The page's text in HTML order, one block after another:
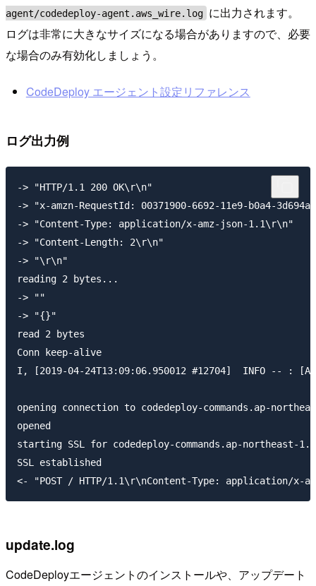
agent/codedeploy-agent.aws_wire.log に出力されます。
ログは非常に大きなサイズになる場合がありますので、必要
な場合のみ有効化しましょう。
CodeDeploy エージェント設定リファレンス
ログ出力例
-> "HTTP/1.1 200 OK\r\n"
-> "x-amzn-RequestId: 00371900-6692-11e9-b0a4-
-> "Content-Type: application/x-amz-json-1.1\r\n"
-> "Content-Length: 2\r\n"
-> "\r\n"
reading 2 bytes...
-> ""
-> "{}"
read 2 bytes
Conn keep-alive
I, [2019-04-24T13:09:06.950012 #12704]  INFO -- :
opening connection to codedeploy-commands.ap-
opened
starting SSL for codedeploy-commands.ap-northeast-
SSL established
update.log
CodeDeployエージェントのインストールや、アップデート